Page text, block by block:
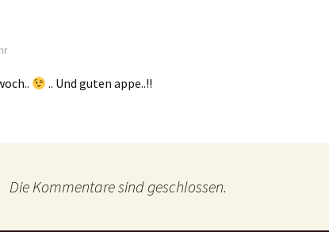
.. Und guten appe..!!
Die Kommentare sind geschlossen.